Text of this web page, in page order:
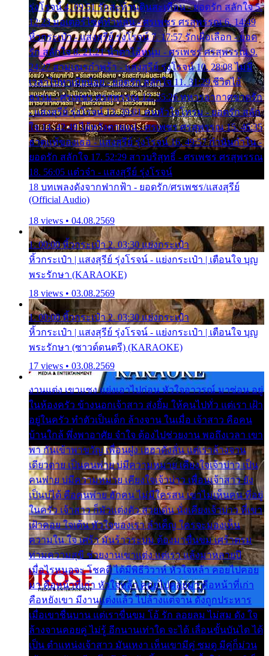
รุ่งโรจน์ 4. 09:51 รักสะท้านดินสะเทือน - ยอดรัก สลักใจ 5.
12:23 มอเตอร์ไซค์ทำหล่น - ศรเพชร ศรสุพรรณ 6. 14:49
หิ้วกระเป๋า - แสงสุรีย์ รุ่งโรจน์ 7. 17:57 รักเผื่อเลือก - ยอด
รัก สลักใจ 8. 21:21 น้ำตาไอ้หนุ่ม - ศรเพชร ศรสุพรรณ 9.
24:27 สามเณรกำพร้า - แสงสุรีย์ รุ่งโรจน์ 10. 28:08 ไม่มี
เวลาไปหาเมียน้อย - ยอดรัก สลักใจ 11. 31:29 ชีวิตไอ้
ธรรม - ศรเพชร ศรสุพรรณ 12. 35:26 ทหารอากาศขาดรัก
- แสงสุรีย์ รุ่งโรจน์ 13. 39:01 คนหัวใจโทรม - ยอดรัก สลัก
ใจ 14. 42:49 ไอ้หวังตายแน่ - ศรเพชร ศรสุพรรณ 15. 46:35
ธาตุแท้ของเธอ - แสงสุรีย์ รุ่งโรจน์ 16. 49:57 กำนันกำใน -
ยอดรัก สลักใจ 17. 52:29 สาวบริสุทธิ์ - ศรเพชร ศรสุพรรณ
18. 56:05 แต๋วจ๋า - แสงสุรีย์ รุ่งโรจน์
18 บทเพลงดังจากฟากฟ้า - ยอดรัก/ศรเพชร/แสงสุรีย์
(Official Audio)
18 views • 04.08.2569
1. 00:00 หิ้วกระเป๋า 2. 03:30 แย่งกระเป๋า
หิ้วกระเป๋า | แสงสุรีย์ รุ่งโรจน์ - แย่งกระเป๋า | เตือนใจ บุญ
พระรักษา (KARAOKE)
18 views • 03.08.2569
1. 00:00 หิ้วกระเป๋า 2. 03:30 แย่งกระเป๋า
หิ้วกระเป๋า | แสงสุรีย์ รุ่งโรจน์ - แย่งกระเป๋า | เตือนใจ บุญ
พระรักษา (ซาวด์ดนตรี) (KARAOKE)
17 views • 03.08.2569
งานแต่ง เขาแซง แย่งเอาไปก่อน หัวใจอาวรณ์ มาซ่อน อยู่
ในห้องครัว ข้างนอกเจ้าสาว ส่งยิ้ม ให้คนไปทั่ว แต่เรา เฝ้า
อยู่ในครัว ทำตัวเป็นเด็ก ล้างจาน ในเมื่อ เจ้าสาว คือคน
บ้านใกล้ พึ่งพาอาศัย จำใจ ต้องไปช่วยงาน พอถึงเวลา เขา
พา กันเข้าพาขวัญ เพื่อนฝูง เฮฮาดังลั่น แต่เราล้างจาน
เดียวดาย เป็นคนพ่าย บ่มีความหมาย เคียงใจเจ้าบ่าว เป็น
คนพ่าย บ่มีความหมาย เคียงใจเจ้าบ่าว เพื่อนเจ้าสาว ยัง
เป็นบ่ได้ คือคนพ่าย ฮักคน ไม่มีใครสน เขาไม่เห็นคน ที่อยู่
ในครัว เจ้าสาว ก็มัวแต่งตัว สวยเด่น นั่งเคียงเจ้าบ่าว ที่เขา
เฝ้าคอย ใจเต้น หัวใจของเรา ลำเค็ญ ใครจะมองเห็น
ความใน ใจ เศร้า มันร้าวระบม ต้องมาขื่นขม เศร้าตรม
ท่ามความสุขี ช่วยงานเขาแต่ง แต่เรา แล้งมาหลายปี
เมื่อไรหนอจะ โชคดี ได้มีพิธีวิวาห์ หัวใจหล้า คอยไปคอย
มา คือหน้าที่เก่า หัวใจหล้า คอยไปคอยมา คือหน้าที่เก่า
คือหยังเขา มีงานแต่งแล้ว ไปล้างแต่จาน ดั่งถูกประหาร
เมื่อเขาชื่นบาน แต่เราขื่นขม โอ้ รัก ลอยลม ไม่สม ดัง ใจ
ล้างจานคอยคู่ ไม่รู้ อีกนานเท่าใด จะได้ เลื่อนขั้นบันได ได้
เป็น ตำแหน่งเจ้าสาว มันเหงา เห็นเขามีคู่ ซมดู มีคู่ก็ม่วน